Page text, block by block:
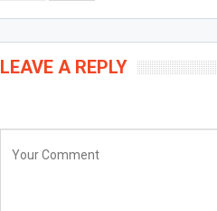
LEAVE A REPLY